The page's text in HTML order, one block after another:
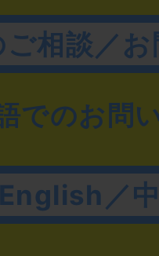
ご相談／
でのお問
English／